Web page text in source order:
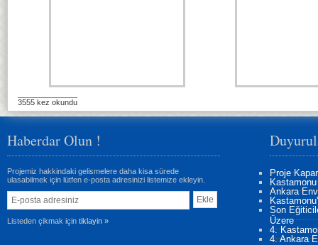
3555 kez okundu
Haberdar Olun !
Projemiz hakkindaki gelismelere daha kisa sürede
ulasabilmek için lütfen e-posta adresinizi listemize ekleyin.
Listeden çikmak için tiklayin »
Proje
Kastamonu
Ankara
Son
Üzere
4.
4. Ankara